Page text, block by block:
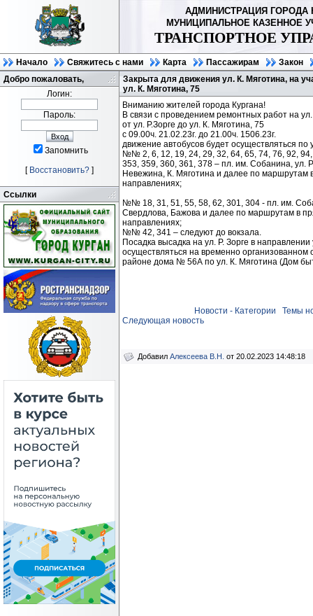
АДМИНИСТРАЦИЯ ГОРОДА
МУНИЦИПАЛЬНОЕ КАЗЕННОЕ
ТРАНСПОРТНОЕ
Начало Свяжитесь с нами Карта Пассажирам
Закон
Добро пожаловать,
Логин:
Пароль:
Запомнить
[ Восстановить? ]
Ссылки
Закрыта для движения ул. К. Мяготина, на
ул. К. Мяготина, 75
Вниманию жителей города Кургана!
В связи с проведением ремонтных работ на
от ул. Р.Зорге до ул. К. Мяготина, 75
с 09.00ч. 21.02.23г. до 21.00ч. 1506.23г.
движение автобусов будет осуществляться по
№№ 2, 6, 12, 19, 24, 29, 32, 64, 65, 74, 76, 92,
353, 359, 360, 361, 378 – пл. им. Собанина, ул.
Невежина, К. Мяготина и далее по маршрутам
направлениях;
№№ 18, 31, 51, 55, 58, 62, 301, 304 - пл. им.
Свердлова, Бажова и далее по маршрутам в
направлениях;
№№ 42, 341 – следуют до вокзала.
Посадка высадка на ул. Р. Зорге в
осуществляться на временно организованном
районе дома № 56А по ул. К. Мяготина (Дом
Новости - Категории
Темы
Следующая новость
Добавил Алексеева В.Н. от 20.02.2023 14:48:18